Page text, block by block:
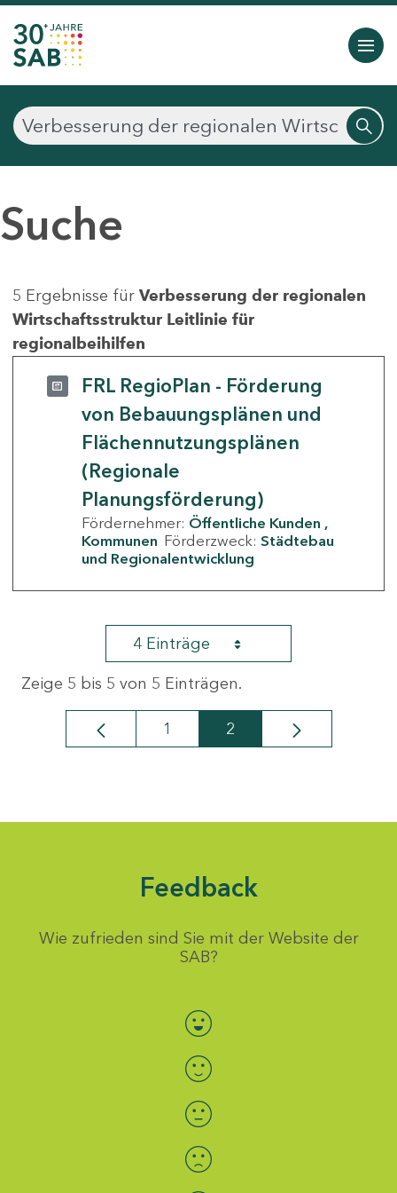
Suche
5 Ergebnisse für Verbesserung der regionalen
Wirtschaftsstruktur Leitlinie für
regionalbeihilfen
FRL RegioPlan - Förderung
von Bebauungsplänen und
Flächennutzungsplänen
(Regionale
Planungsförderung)
Fördernehmer: Öffentliche Kunden
Kommunen Förderzweck: Städtebau
und Regionalentwicklung
4 Einträge
Zeige 5 bis 5 von 5 Einträgen.
Seite
1 Seite
2
Feedback
Wie zufrieden sind Sie mit der Website der
SAB?
Bewertung auswählen